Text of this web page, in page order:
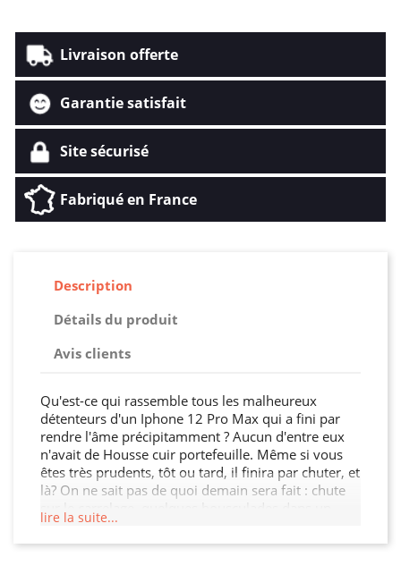
Livraison offerte
Garantie satisfait
Site sécurisé
Fabriqué en France
Description
Détails du produit
Avis clients
Qu'est-ce qui rassemble tous les malheureux
détenteurs d'un Iphone 12 Pro Max qui a fini par
rendre l'âme précipitamment ? Aucun d'entre eux
n'avait de Housse cuir portefeuille. Même si vous
êtes très prudents, tôt ou tard, il finira par chuter, et
là? On ne sait pas de quoi demain sera fait : chute
couloir, choc au coin d'une ruelle, sac qu'on pose
trop précipitamment. En dépit d' une grande
lire la suite...